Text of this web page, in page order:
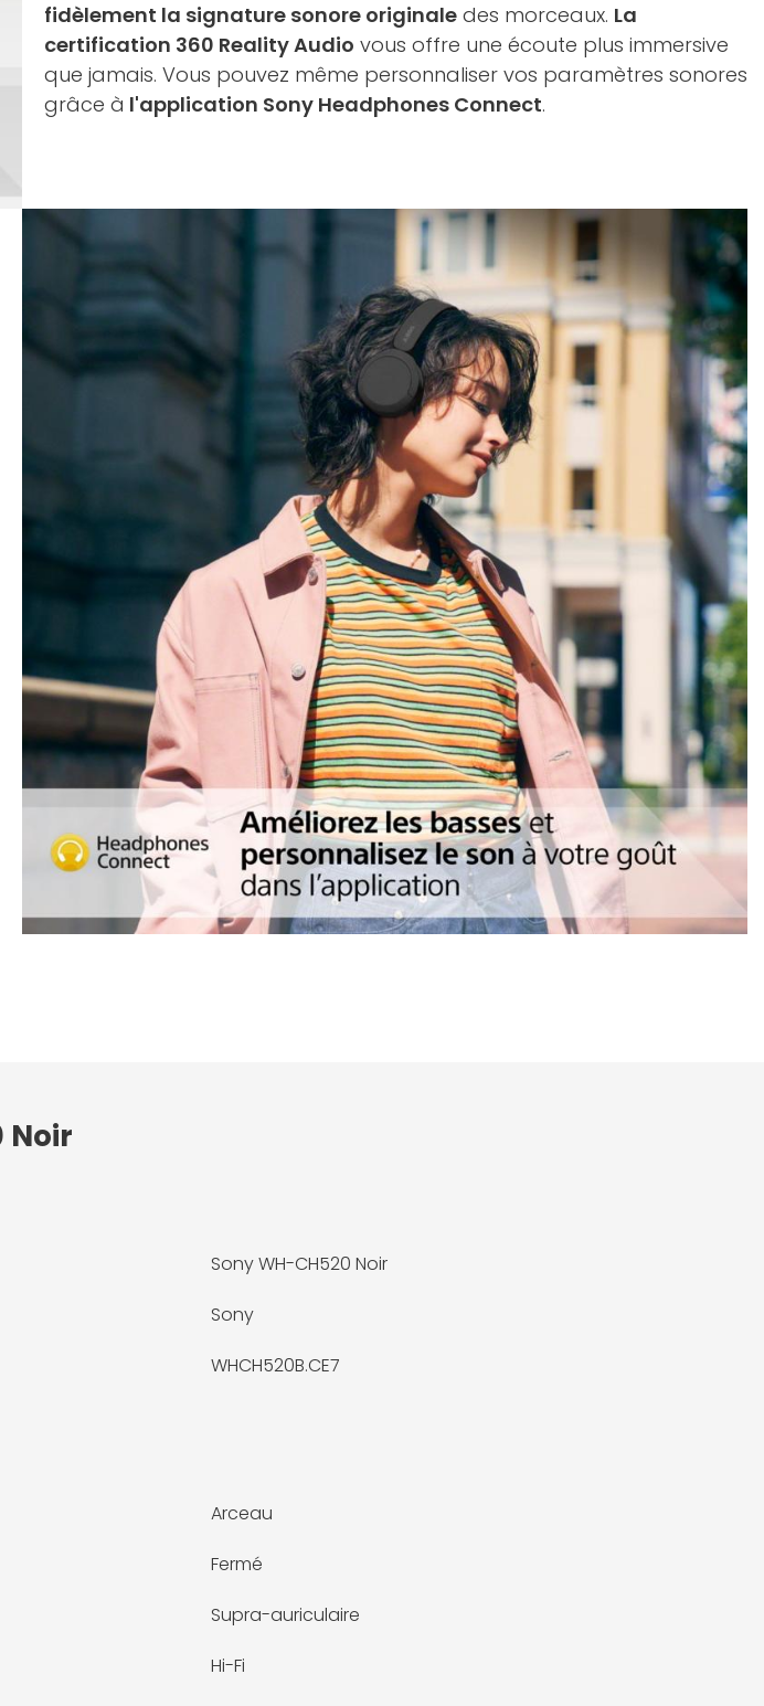
fidèlement la signature sonore originale des morceaux. La
certification 360 Reality Audio vous offre une écoute plus immersive
que jamais. Vous pouvez même personnaliser vos paramètres sonores
grâce à l'application Sony Headphones Connect.
Noir
Sony WH-CH520 Noir
Sony
WHCH520B.CE7
Arceau
Fermé
Supra-auriculaire
Hi-Fi